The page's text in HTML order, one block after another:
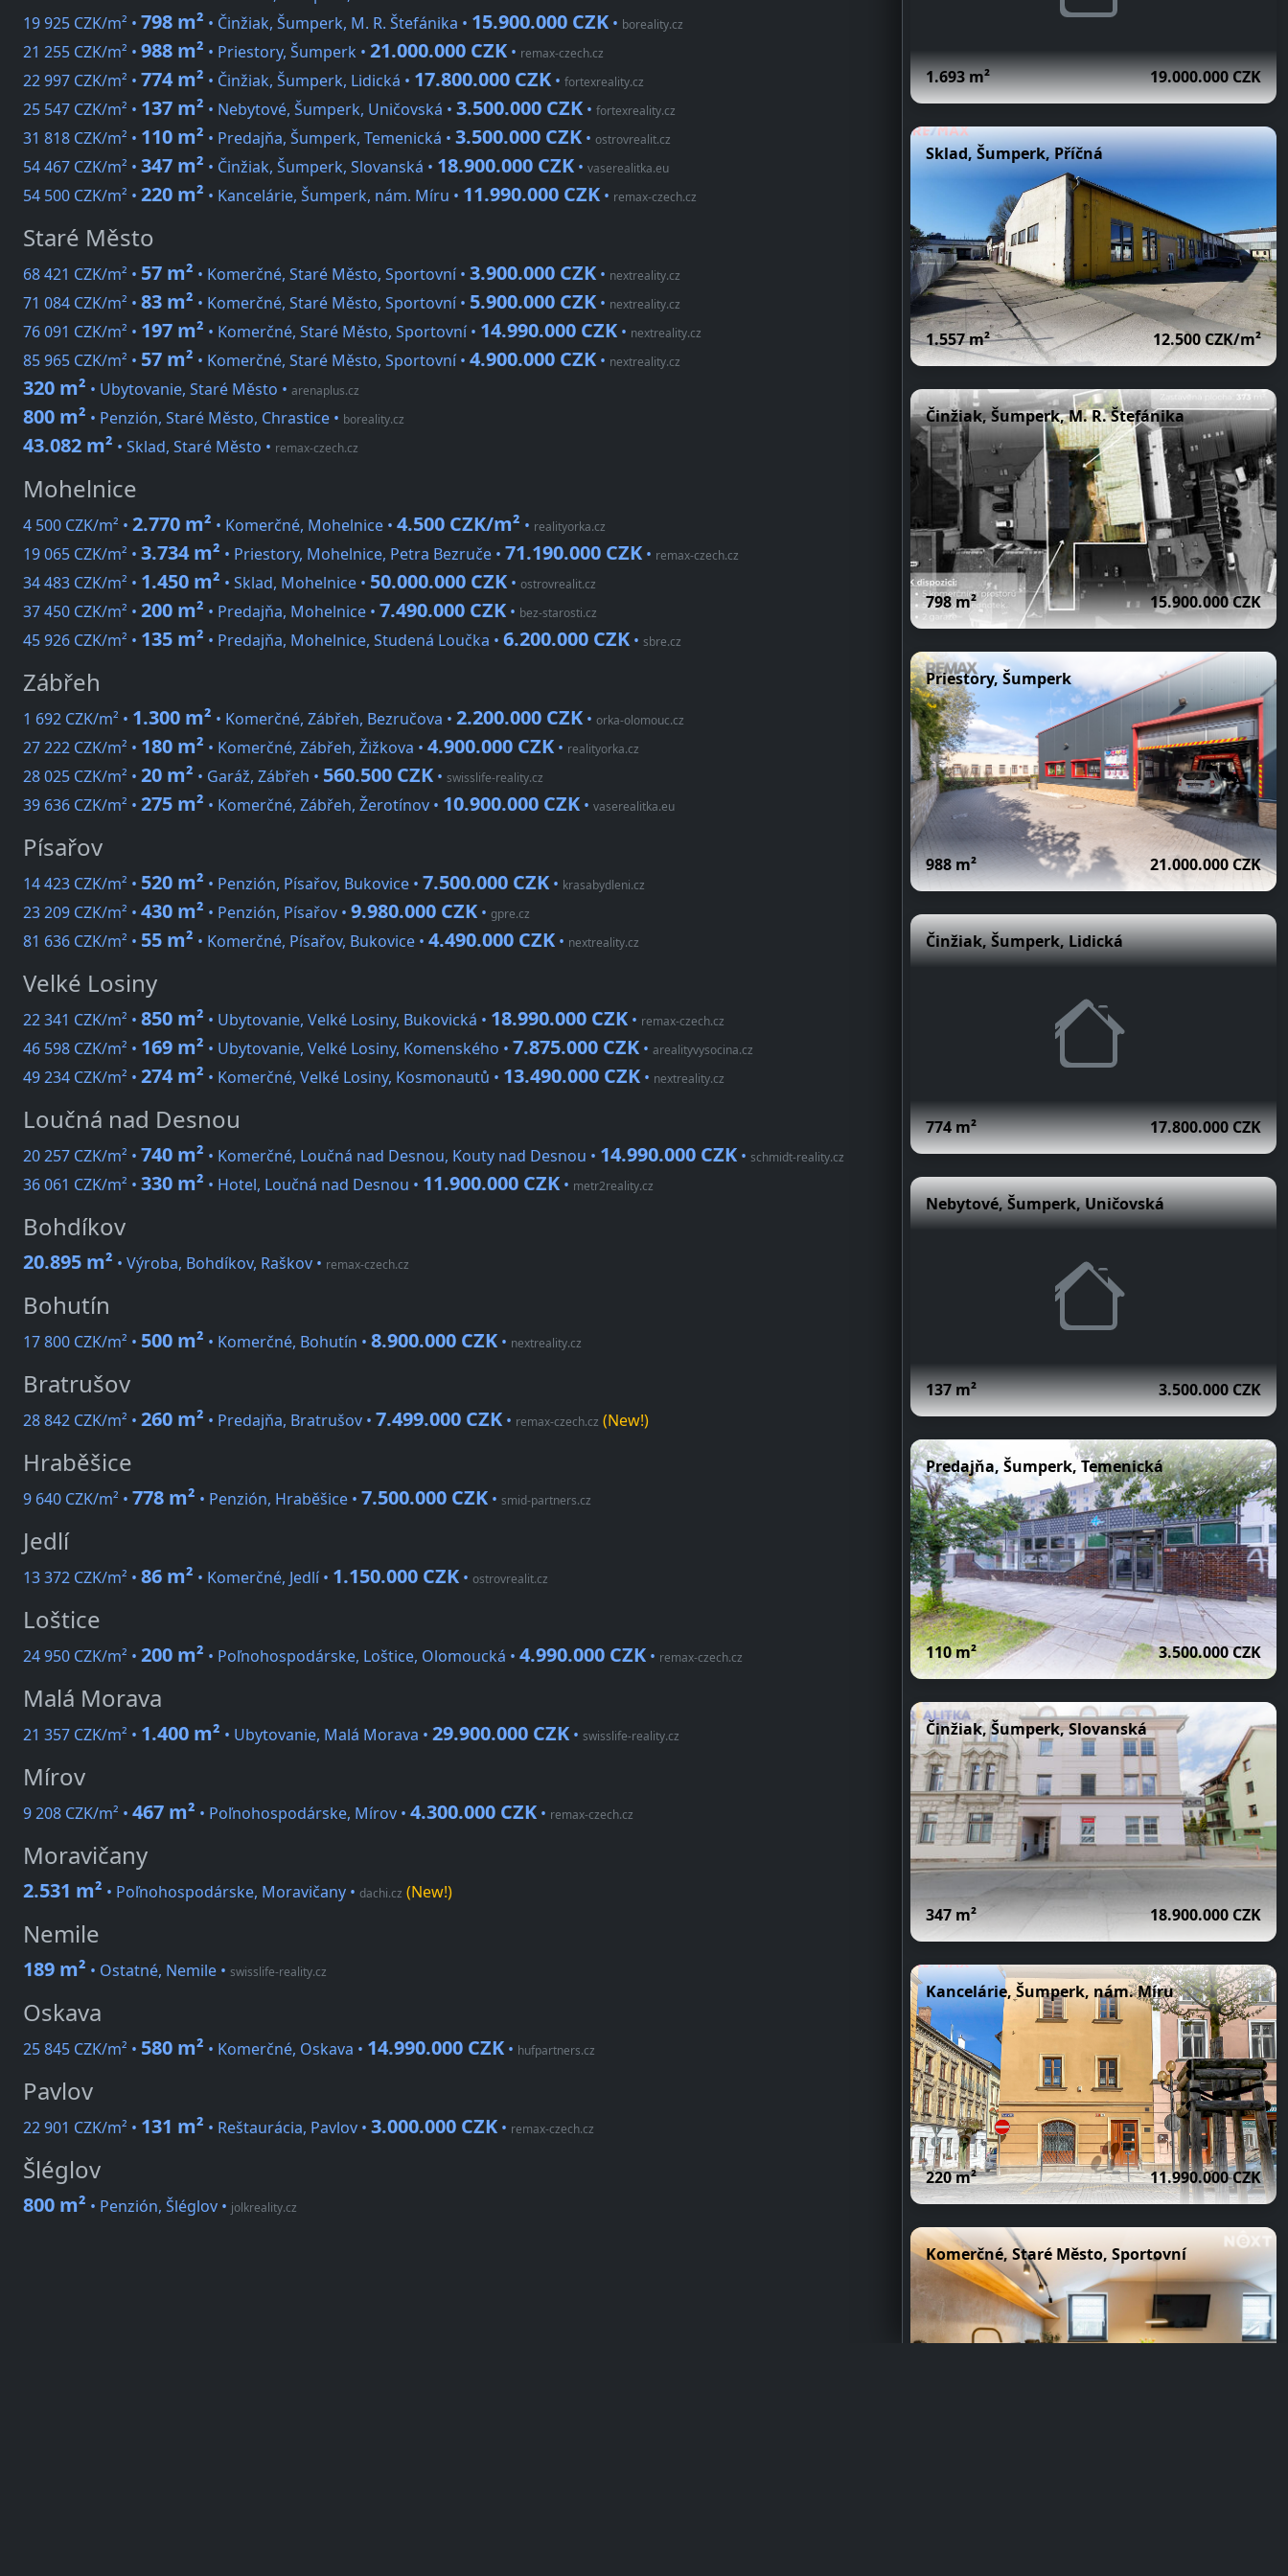
19 925 CZK/m² • 798 m² • Činžiak, Šumperk, M. R. Štefánika • 15.900.000 CZK • boreality.cz
21 255 CZK/m² • 988 m² • Priestory, Šumperk • 21.000.000 CZK • remax-czech.cz
22 997 CZK/m² • 774 m² • Činžiak, Šumperk, Lidická • 17.800.000 CZK • fortexreality.cz
25 547 CZK/m² • 137 m² • Nebytové, Šumperk, Uničovská • 3.500.000 CZK • fortexreality.cz
31 818 CZK/m² • 110 m² • Predajňa, Šumperk, Temenická • 3.500.000 CZK • ostrovrealit.cz
54 467 CZK/m² • 347 m² • Činžiak, Šumperk, Slovanská • 18.900.000 CZK • vaserealitka.eu
54 500 CZK/m² • 220 m² • Kancelárie, Šumperk, nám. Míru • 11.990.000 CZK • remax-czech.cz
Staré Město
68 421 CZK/m² • 57 m² • Komerčné, Staré Město, Sportovní • 3.900.000 CZK • nextreality.cz
71 084 CZK/m² • 83 m² • Komerčné, Staré Město, Sportovní • 5.900.000 CZK • nextreality.cz
76 091 CZK/m² • 197 m² • Komerčné, Staré Město, Sportovní • 14.990.000 CZK • nextreality.cz
85 965 CZK/m² • 57 m² • Komerčné, Staré Město, Sportovní • 4.900.000 CZK • nextreality.cz
320 m² • Ubytovanie, Staré Město • arenaplus.cz
800 m² • Penzión, Staré Město, Chrastice • boreality.cz
43.082 m² • Sklad, Staré Město • remax-czech.cz
Mohelnice
4 500 CZK/m² • 2.770 m² • Komerčné, Mohelnice • 4.500 CZK/m² • realityorka.cz
19 065 CZK/m² • 3.734 m² • Priestory, Mohelnice, Petra Bezruče • 71.190.000 CZK • remax-czech.cz
34 483 CZK/m² • 1.450 m² • Sklad, Mohelnice • 50.000.000 CZK • ostrovrealit.cz
37 450 CZK/m² • 200 m² • Predajňa, Mohelnice • 7.490.000 CZK • bez-starosti.cz
45 926 CZK/m² • 135 m² • Predajňa, Mohelnice, Studená Loučka • 6.200.000 CZK • sbre.cz
Zábřeh
1 692 CZK/m² • 1.300 m² • Komerčné, Zábřeh, Bezručova • 2.200.000 CZK • orka-olomouc.cz
27 222 CZK/m² • 180 m² • Komerčné, Zábřeh, Žižkova • 4.900.000 CZK • realityorka.cz
28 025 CZK/m² • 20 m² • Garáž, Zábřeh • 560.500 CZK • swisslife-reality.cz
39 636 CZK/m² • 275 m² • Komerčné, Zábřeh, Žerotínov • 10.900.000 CZK • vaserealitka.eu
Písařov
14 423 CZK/m² • 520 m² • Penzión, Písařov, Bukovice • 7.500.000 CZK • krasabydleni.cz
23 209 CZK/m² • 430 m² • Penzión, Písařov • 9.980.000 CZK • gpre.cz
81 636 CZK/m² • 55 m² • Komerčné, Písařov, Bukovice • 4.490.000 CZK • nextreality.cz
Velké Losiny
22 341 CZK/m² • 850 m² • Ubytovanie, Velké Losiny, Bukovická • 18.990.000 CZK • remax-czech.cz
46 598 CZK/m² • 169 m² • Ubytovanie, Velké Losiny, Komenského • 7.875.000 CZK • arealityvysocina.cz
49 234 CZK/m² • 274 m² • Komerčné, Velké Losiny, Kosmonautů • 13.490.000 CZK • nextreality.cz
Loučná nad Desnou
20 257 CZK/m² • 740 m² • Komerčné, Loučná nad Desnou, Kouty nad Desnou • 14.990.000 CZK • schmidt-reality.cz
36 061 CZK/m² • 330 m² • Hotel, Loučná nad Desnou • 11.900.000 CZK • metr2reality.cz
Bohdíkov
20.895 m² • Výroba, Bohdíkov, Raškov • remax-czech.cz
Bohutín
17 800 CZK/m² • 500 m² • Komerčné, Bohutín • 8.900.000 CZK • nextreality.cz
Bratrušov
28 842 CZK/m² • 260 m² • Predajňa, Bratrušov • 7.499.000 CZK • remax-czech.cz (New!)
Hraběšice
9 640 CZK/m² • 778 m² • Penzión, Hraběšice • 7.500.000 CZK • smid-partners.cz
Jedlí
13 372 CZK/m² • 86 m² • Komerčné, Jedlí • 1.150.000 CZK • ostrovrealit.cz
Loštice
24 950 CZK/m² • 200 m² • Poľnohospodárske, Loštice, Olomoucká • 4.990.000 CZK • remax-czech.cz
Malá Morava
21 357 CZK/m² • 1.400 m² • Ubytovanie, Malá Morava • 29.900.000 CZK • swisslife-reality.cz
Mírov
9 208 CZK/m² • 467 m² • Poľnohospodárske, Mírov • 4.300.000 CZK • remax-czech.cz
Moravičany
2.531 m² • Poľnohospodárske, Moravičany • dachi.cz (New!)
Nemile
189 m² • Ostatné, Nemile • swisslife-reality.cz
Oskava
25 845 CZK/m² • 580 m² • Komerčné, Oskava • 14.990.000 CZK • hufpartners.cz
Pavlov
22 901 CZK/m² • 131 m² • Reštaurácia, Pavlov • 3.000.000 CZK • remax-czech.cz
Šléglov
800 m² • Penzión, Šléglov • jolkreality.cz